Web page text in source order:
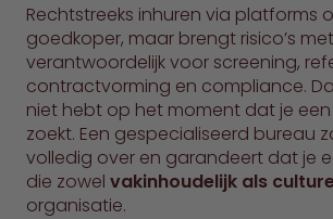
Rechtstreeks inhuren via platforms
goedkoper, maar brengt risico’s
verantwoordelijk voor screening,
contractvorming en compliance.
niet hebt op het moment dat je
zoekt. Een gespecialiseerd bureau
volledig over en garandeert dat je
die zowel vakinhoudelijk als
organisatie.